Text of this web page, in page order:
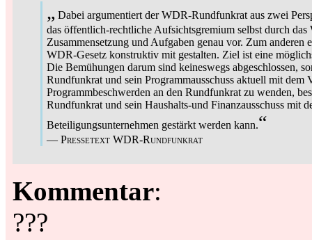
„ Dabei argumentiert der WDR-Rundfunkrat aus zwei
das öffentlich-rechtliche Aufsichtsgremium selbst durch
Zusammensetzung und Aufgaben genau vor. Zum
WDR-Gesetz konstruktiv mit gestalten. Ziel ist eine
Die Bemühungen darum sind keineswegs abgeschlossen,
Rundfunkrat und sein Programmausschuss aktuell mit
Programmbeschwerden an den Rundfunkrat zu wenden,
Rundfunkrat und sein Haushalts-und Finanzausschuss mit
Beteiligungsunternehmen gestärkt werden kann.“
— Pressetext WDR-Rundfunkrat
Kommentar:
???